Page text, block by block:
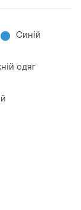
Синій
одяг